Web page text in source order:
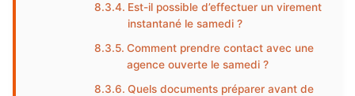
Est-il possible d’effectuer un virement
instantané le samedi ?
Comment prendre contact avec une
agence ouverte le samedi ?
Quels documents préparer avant de